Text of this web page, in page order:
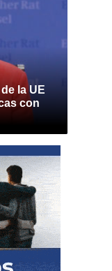
la UE
con